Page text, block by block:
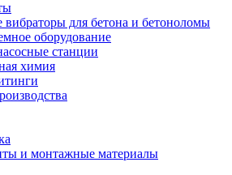
для бетона и бетоноломы
оборудование
станции
химия
и монтажные материалы